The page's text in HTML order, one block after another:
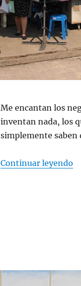
Me encantan los
inventan nada, los
simplemente saben
Continuar leyendo